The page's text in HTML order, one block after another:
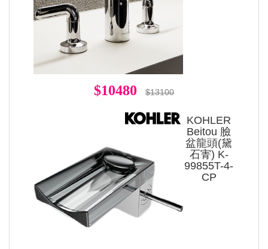
$10480 $13100
KOHLER
Beitou 臉
盆龍頭(黛
石寈) K-
99855T-4-
CP